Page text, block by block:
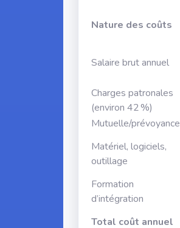
Nature des coûts
Salaire brut annuel
Charges patronales
(environ 42 %)
Mutuelle/prévoyance
Matériel, logiciels,
outillage
Formation
d’intégration
Total coût annuel